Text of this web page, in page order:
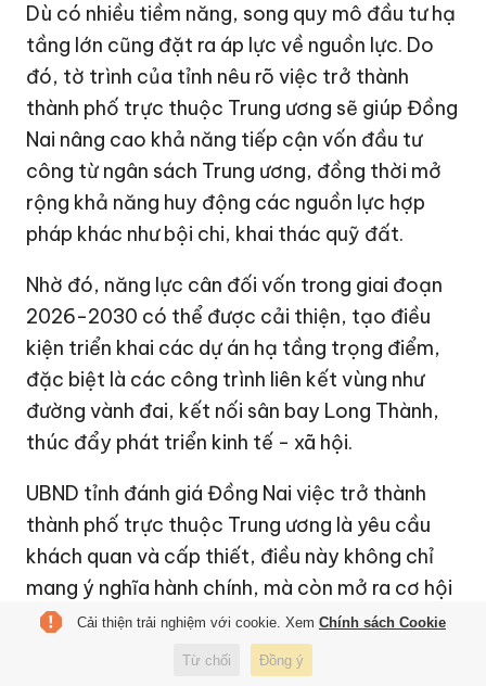
Dù có nhiều tiềm năng, song quy mô đầu tư hạ
tầng lớn cũng đặt ra áp lực về nguồn lực. Do
đó, tờ trình của tỉnh nêu rõ việc trở thành
thành phố trực thuộc Trung ương sẽ giúp Đồng
Nai nâng cao khả năng tiếp cận vốn đầu tư
công từ ngân sách Trung ương, đồng thời mở
rộng khả năng huy động các nguồn lực hợp
pháp khác như bội chi, khai thác quỹ đất.
Nhờ đó, năng lực cân đối vốn trong giai đoạn
2026-2030 có thể được cải thiện, tạo điều
kiện triển khai các dự án hạ tầng trọng điểm,
đặc biệt là các công trình liên kết vùng như
đường vành đai, kết nối sân bay Long Thành,
thúc đẩy phát triển kinh tế - xã hội.
UBND tỉnh đánh giá Đồng Nai việc trở thành
thành phố trực thuộc Trung ương là yêu cầu
khách quan và cấp thiết, điều này không chỉ
mang ý nghĩa hành chính, mà còn mở ra cơ hội
tái cấu trúc không gian phát triển. Hệ thống
quy hoạch đô thị sẽ được rà soát, điều chỉnh
Cải thiện trải nghiệm với cookie. Xem Chính sách Cookie
Từ chối Đồng ý